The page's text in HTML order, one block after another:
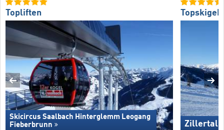
Topliften
Skicircus Saalbach Hinterglemm Leogang
Fieberbrunn
Zillertal